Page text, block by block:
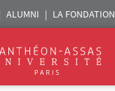
Assas
ALUMNI LA FONDATION